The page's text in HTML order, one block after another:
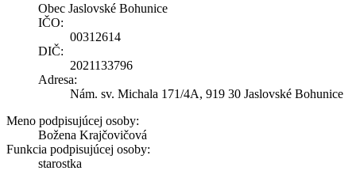
Obec Jaslovské Bohunice
IČO:
00312614
DIČ:
2021133796
Adresa:
Nám. sv. Michala 171/4A, 919 30 Jaslovské Bohunice
Meno podpisujúcej osoby:
Božena Krajčovičová
Funkcia podpisujúcej osoby:
starostka